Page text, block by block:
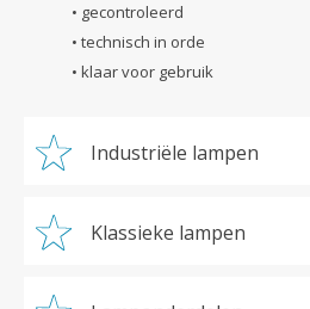
• gecontroleerd
• technisch in orde
• klaar voor gebruik
Industriële lampen
Klassieke lampen